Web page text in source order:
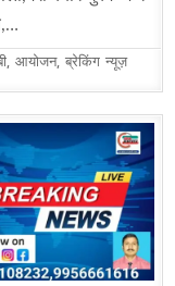
,आयोजन,ब्रेकिंग न्यूज़